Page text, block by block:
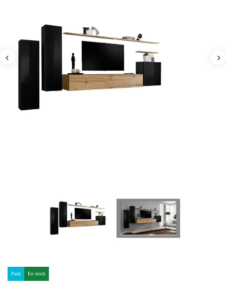
Pack En stock